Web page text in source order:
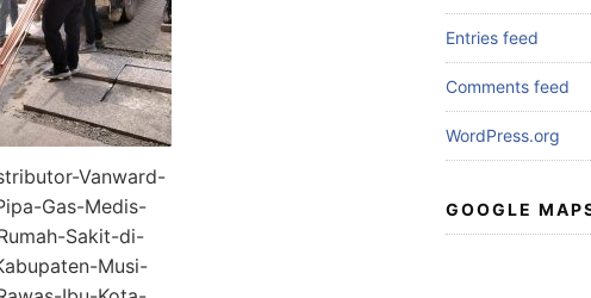
Vanward-
Gas-Medis-
Sakit-di-
Musi-
Entries feed
Comments feed
WordPress.org
GOOGLE